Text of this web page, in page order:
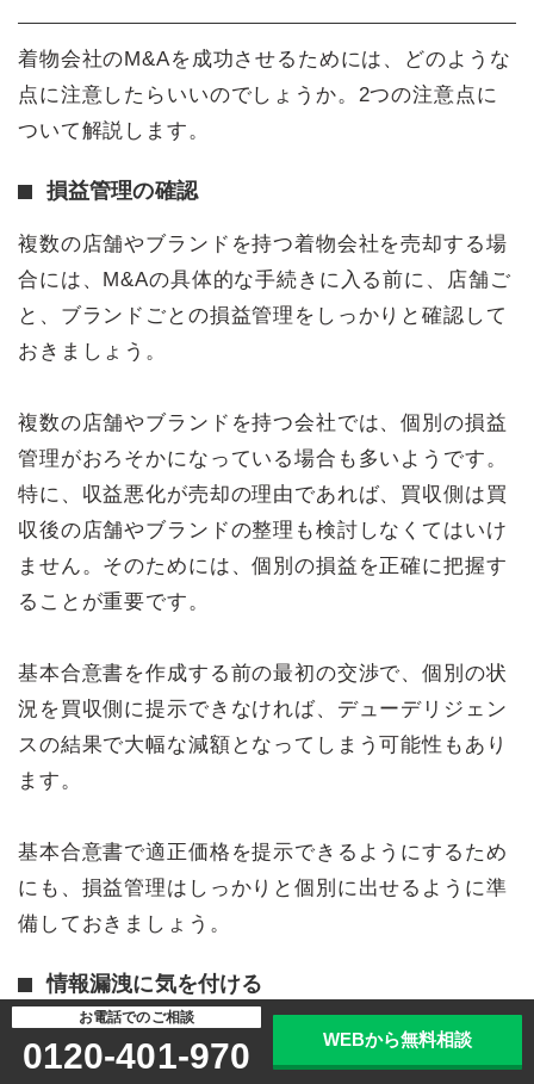
着物会社のM&Aを成功させるためには、どのような
点に注意したらいいのでしょうか。2つの注意点に
ついて解説します。
損益管理の確認
複数の店舗やブランドを持つ着物会社を売却する場
合には、M&Aの具体的な手続きに入る前に、店舗ご
と、ブランドごとの損益管理をしっかりと確認して
おきましょう。
複数の店舗やブランドを持つ会社では、個別の損益
管理がおろそかになっている場合も多いようです。
特に、収益悪化が売却の理由であれば、買収側は買
収後の店舗やブランドの整理も検討しなくてはいけ
ません。そのためには、個別の損益を正確に把握す
ることが重要です。
基本合意書を作成する前の最初の交渉で、個別の状
況を買収側に提示できなければ、デューデリジェン
スの結果で大幅な減額となってしまう可能性もあり
ます。
基本合意書で適正価格を提示できるようにするため
にも、損益管理はしっかりと個別に出せるように準
備しておきましょう。
情報漏洩に気を付ける
M&Aが成功するかどうかは、情報漏洩が起きないか
どうかにかかっているといっても過言ではありませ
お電話でのご相談
0120-401-970 WEBから無料相談